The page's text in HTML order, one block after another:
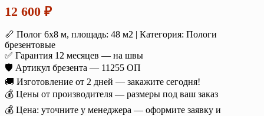
12 600 ₽
📏 Полог 6х8 м, площадь: 48 м2 | Категория: Пологи
брезентовые
✅ Гарантия 12 месяцев — на швы
🛡️ Артикул брезента — 11255 ОП
🚚 Изготовление от 2 дней — закажите сегодня!
💰 Цены от производителя — размеры под ваш заказ
💰 Цена: уточните у менеджера — оформите заявку и